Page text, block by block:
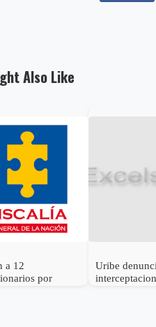
Also Like
a 12
por
Uribe